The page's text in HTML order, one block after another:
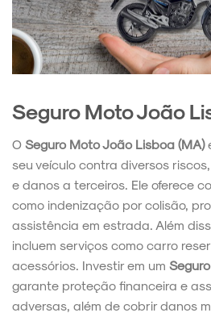
Seguro Moto João
O Seguro Moto João Lisboa (MA)
seu veículo contra diversos
e danos a terceiros. Ele oferece
como indenização por colisão,
assistência em estrada. Além
incluem serviços como carro
acessórios. Investir em um
garante proteção financeira e
adversas, além de cobrir danos